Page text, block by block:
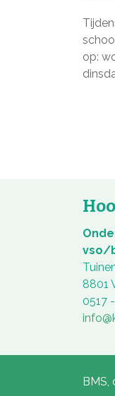
op:
vso/
8801
0517
BMS,